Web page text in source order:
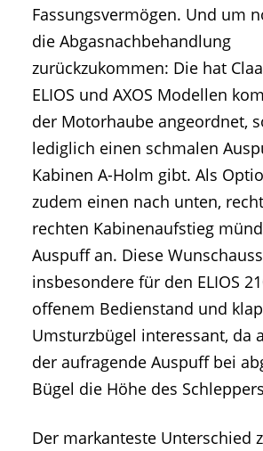
Fassungsvermögen. Und um
die Abgasnachbehandlung
zurückzukommen: Die hat
ELIOS und AXOS Modellen
der Motorhaube angeordnet,
lediglich einen schmalen
Kabinen A-Holm gibt. Als
zudem einen nach unten,
rechten Kabinenaufstieg
Auspuff an. Diese
insbesondere für den ELIOS
offenem Bedienstand und
Umsturzbügel interessant, da
der aufragende Auspuff bei
Bügel die Höhe des
Der markanteste Unterschied